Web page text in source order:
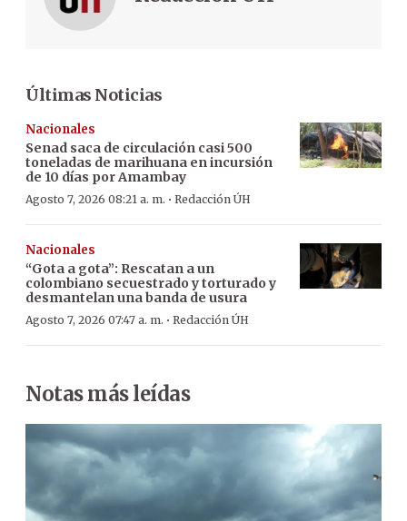
Últimas Noticias
Nacionales
Senad saca de circulación casi 500
toneladas de marihuana en incursión
de 10 días por Amambay
Agosto 7, 2026 08:21 a. m. · Redacción ÚH
Nacionales
“Gota a gota”: Rescatan a un
colombiano secuestrado y torturado y
desmantelan una banda de usura
Agosto 7, 2026 07:47 a. m. · Redacción ÚH
Notas más leídas